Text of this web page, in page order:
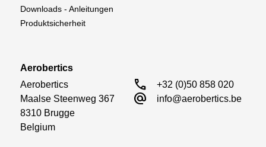
Downloads - Anleitungen
Produktsicherheit
Aerobertics
Aerobertics
Maalse Steenweg 367
8310 Brugge
Belgium
call +32 (0)50 858 020
alternate_email info@aerobertics.be